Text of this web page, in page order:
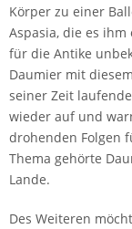
Körper zu einer
Aspasia, die es
für die Antike
Daumier mit
seiner Zeit
wieder auf und
drohenden Folgen
Thema gehörte
Lande.
Des Weiteren